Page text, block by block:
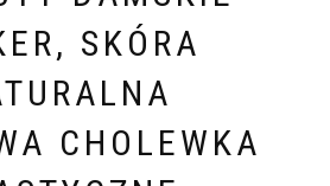
SKÓRA
CHOLEWKA